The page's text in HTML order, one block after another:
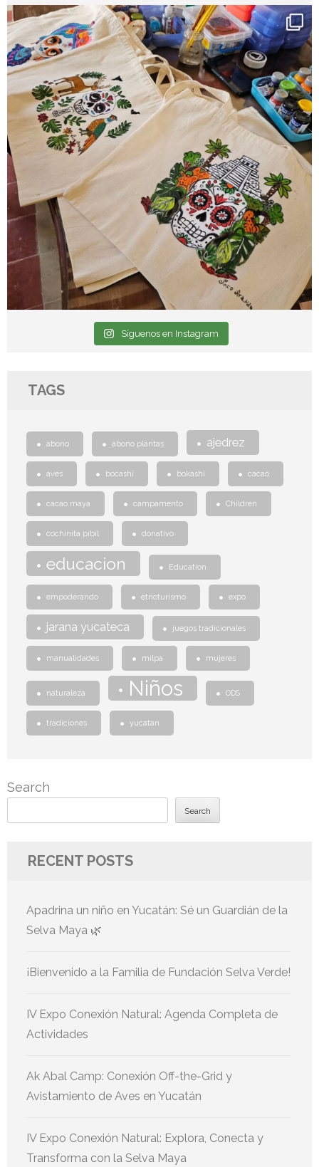
Síguenos en Instagram
TAGS
abono abono plantas ajedrez
aves bocashi bokashi cacao
cacao maya campamento Children
cochinita pibil donativo
educacion Education
empoderando etnoturismo expo
jarana yucateca juegos tradicionales
manualidades milpa mujeres
naturaleza Niños ODS
tradiciones yucatan
Search
Search
RECENT POSTS
Apadrina un niño en Yucatán: Sé un Guardián de la
Selva Maya 🌿
¡Bienvenido a la Familia de Fundación Selva Verde!
IV Expo Conexión Natural: Agenda Completa de
Actividades
Ak Abal Camp: Conexión Off-the-Grid y
Avistamiento de Aves en Yucatán
IV Expo Conexión Natural: Explora, Conecta y
Transforma con la Selva Maya